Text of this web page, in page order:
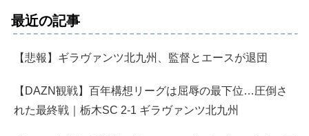
最近の記事
【悲報】ギラヴァンツ北九州、監督とエースが退団
【DAZN観戦】百年構想リーグは屈辱の最下位…圧倒さ
れた最終戦｜栃木SC 2-1 ギラヴァンツ北九州